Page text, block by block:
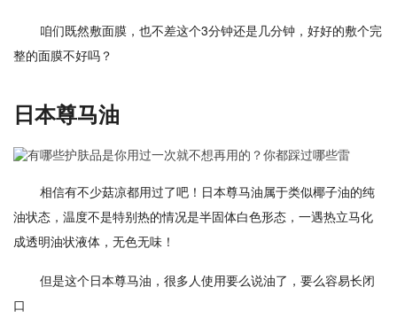
咱们既然敷面膜，也不差这个3分钟还是几分钟，好好的敷个完
整的面膜不好吗？
日本尊马油
相信有不少菇凉都用过了吧！日本尊马油属于类似椰子油的纯
油状态，温度不是特别热的情况是半固体白色形态，一遇热立马化
成透明油状液体，无色无味！
但是这个日本尊马油，很多人使用要么说油了，要么容易长闭
口